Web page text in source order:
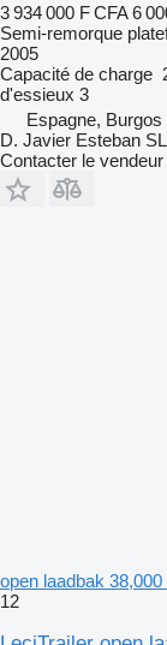
3 934 000 F CFA 6
Semi-remorque
2005
Capacité de charge
d'essieux 3
Espagne, Burgos
D. Javier Esteban SL
Contacter le vendeur
open laadbak
12